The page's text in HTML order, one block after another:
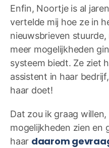
Enfin, Noortje is al
vertelde mij hoe ze in
nieuwsbrieven
meer mogelijkheden
systeem biedt. Ze ziet
assistent in haar
haar doet!
Dat zou ik graag
mogelijkheden zien en
haar daarom